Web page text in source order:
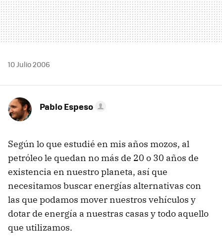
10 Julio 2006
Pablo Espeso
Según lo que estudié en mis años mozos, al
petróleo le quedan no más de 20 o 30 años de
existencia en nuestro planeta, así que
necesitamos buscar energías alternativas con
las que podamos mover nuestros vehículos y
dotar de energía a nuestras casas y todo aquello
que utilizamos.